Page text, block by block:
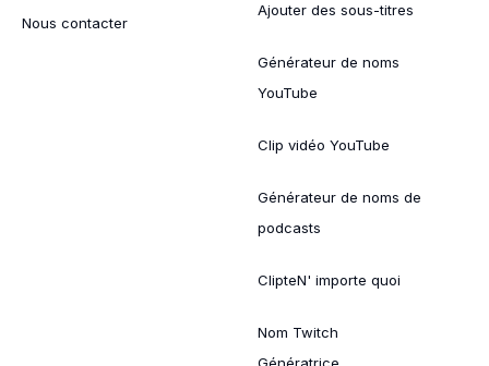
Nous contacter
Ajouter des sous-titres
Générateur de noms
YouTube
Clip vidéo YouTube
Générateur de noms de
podcasts
ClipteN' importe quoi
Nom Twitch